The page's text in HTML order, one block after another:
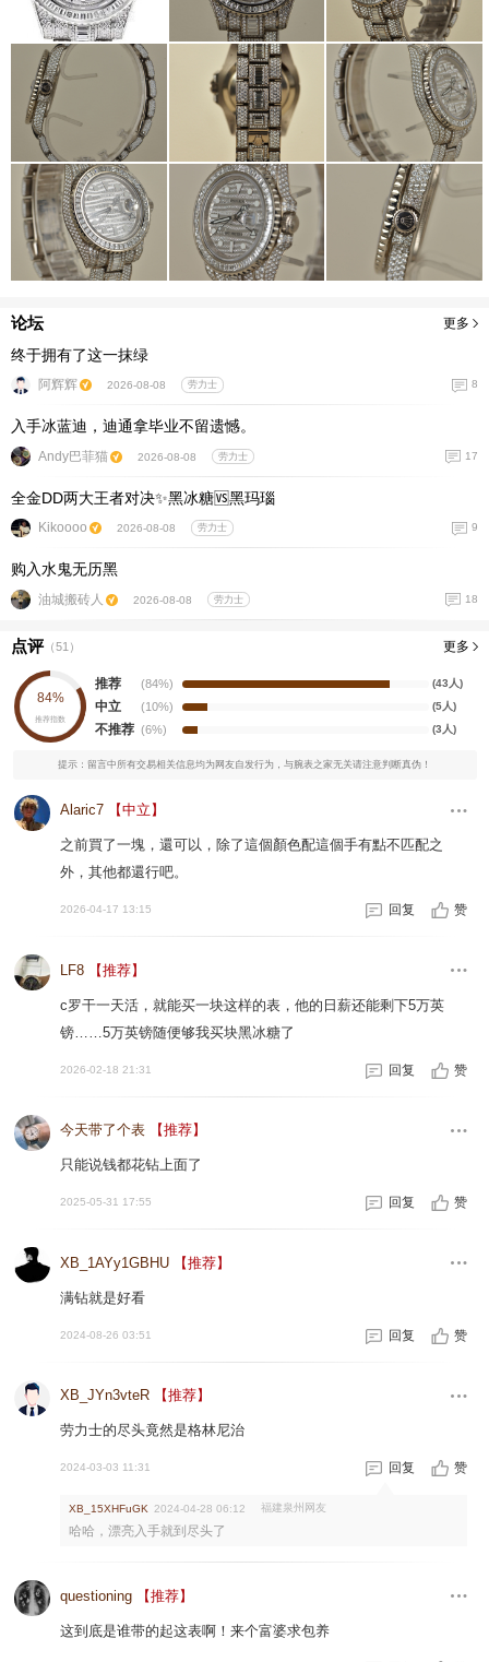
论坛 更多
终于拥有了这一抹绿
阿辉辉 2026-08-08 劳力士 8
入手冰蓝迪，迪通拿毕业不留遗憾。
Andy巴菲猫 2026-08-08 劳力士 17
全金DD两大王者对决✨黑冰糖🆚黑玛瑙
Kikoooo 2026-08-08 劳力士 9
购入水鬼无历黑
油城搬砖人 2026-08-08 劳力士 18
点评（51 ） 更多
84%
推荐指数
推荐 (84%) (43人)
中立 (10%) (5人)
不推荐 (6%) (3人)
提示：留言中所有交易相关信息均为网友自发行为，与腕表之家无关请注意判断真伪！
Alaric7 【中立】
之前買了一塊，還可以，除了這個顏色配這個手有點不匹配之
外，其他都還行吧。
2026-04-17 13:15 回复 赞
LF8 【推荐】
c罗干一天活，就能买一块这样的表，他的日薪还能剩下5万英
镑……5万英镑随便够我买块黑冰糖了
2026-02-18 21:31 回复 赞
今天带了个表 【推荐】
只能说钱都花钻上面了
2025-05-31 17:55 回复 赞
XB_1AYy1GBHU 【推荐】
满钻就是好看
2024-08-26 03:51 回复 赞
XB_JYn3vteR 【推荐】
劳力士的尽头竟然是格林尼治
2024-03-03 11:31 回复 赞
XB_15XHFuGK 2024-04-28 06:12 福建泉州网友
哈哈，漂亮入手就到尽头了
questioning 【推荐】
这到底是谁带的起这表啊！来个富婆求包养